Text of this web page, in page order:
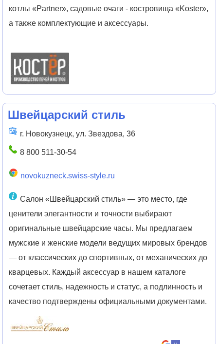
котлы «Partner», садовые очаги - костровища «Koster»,
а также комплектующие и аксессуары.
Швейцарский стиль
г. Новокузнецк, ул. Звездова, 36
8 800 511-30-54
novokuzneck.swiss-style.ru
Салон «Швейцарский стиль» — это место, где
ценители элегантности и точности выбирают
оригинальные швейцарские часы. Мы предлагаем
мужские и женские модели ведущих мировых брендов
— от классических до спортивных, от механических до
кварцевых. Каждый аксессуар в нашем каталоге
сочетает стиль, надежность и статус, а подлинность и
качество подтверждены официальными документами.